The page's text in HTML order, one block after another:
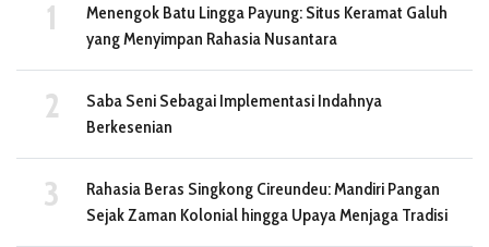
Menengok Batu Lingga Payung: Situs Keramat Galuh
yang Menyimpan Rahasia Nusantara
Saba Seni Sebagai Implementasi Indahnya
Berkesenian
Rahasia Beras Singkong Cireundeu: Mandiri Pangan
Sejak Zaman Kolonial hingga Upaya Menjaga Tradisi